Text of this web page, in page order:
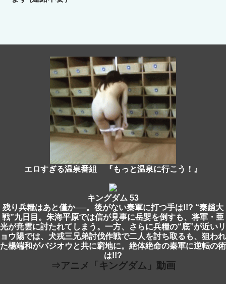
エロすぎる温泉番組 『もっと温泉に行こう！』
キングダム 53
残り兵糧はあと僅か──。後がない秦軍に打つ手は!!? “秦趙大
戦”九日目。朱海平原では信が見事に岳嬰を倒すも、将軍・亜
光が尭雲に討たれてしまう。一方、さらに兵糧の“底”が近いリ
ョウ陽では、犬戎三兄弟討伐作戦で二人を討ち取るも、狙われ
た楊端和がバジオウと共に窮地に。絶体絶命の秦軍に逆転の術
は!!?
⇒アニメ「キングダム」動画